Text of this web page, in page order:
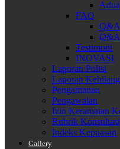
FAQ
Testimoni
INOVASI
Laporan Polisi
Laporan
Pengamanan
Pengawalan
Izin Keramaian
Rubrik Konsultasi
Indeks Kepuasan
Gallery